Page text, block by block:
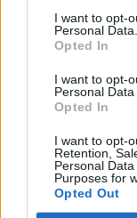
I want to opt-
Personal Data.
Opted In
I want to opt-
Personal Data
Opted In
I want to opt-
Retention,
Personal
Purposes for
Opted Out